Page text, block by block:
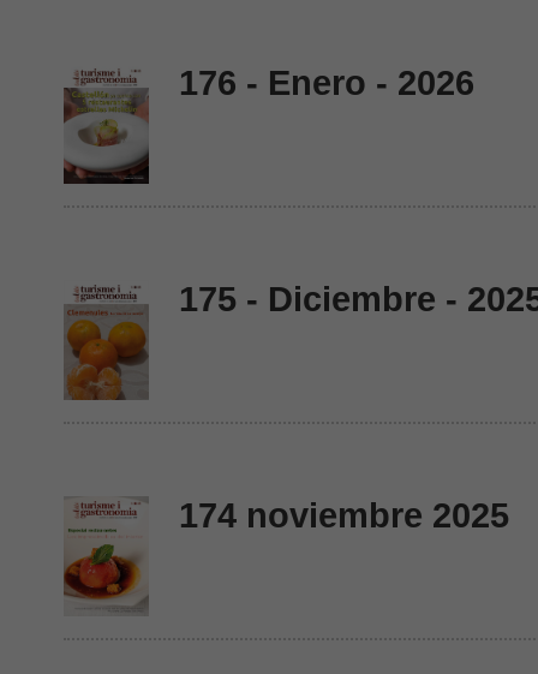
176 - Enero - 2026
175 - Diciembre -
174 noviembre 2025